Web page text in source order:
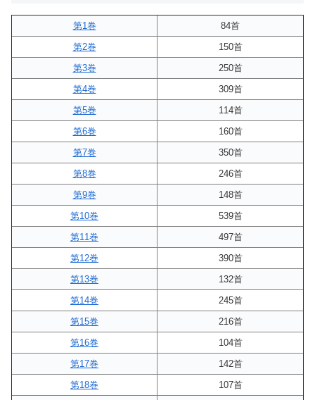
第1巻
84首
第2巻
150首
第3巻
250首
第4巻
309首
第5巻
114首
第6巻
160首
第7巻
350首
第8巻
246首
第9巻
148首
第10巻
539首
第11巻
497首
第12巻
390首
第13巻
132首
第14巻
245首
第15巻
216首
第16巻
104首
第17巻
142首
第18巻
107首